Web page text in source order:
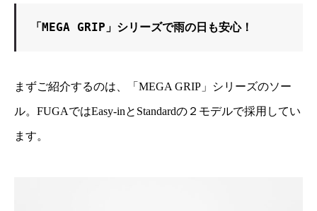
「MEGA GRIP」シリーズで雨の日も安心！
まずご紹介するのは、「MEGA GRIP」シリーズのソー
ル。FUGAではEasy-inとStandardの２モデルで採用してい
ます。